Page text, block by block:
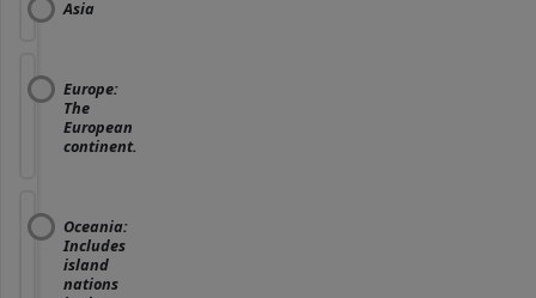
Asia
Europe:
The
European
continent.
Oceania:
Includes
island
nations